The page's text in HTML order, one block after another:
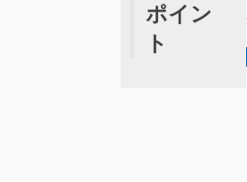
ポイン
ト